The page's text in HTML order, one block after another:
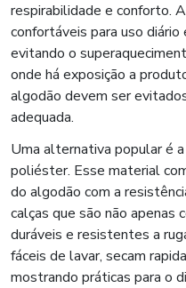
respirabilidade e conforto.
confortáveis para uso
evitando o
onde há exposição a
algodão devem ser
adequada.
Uma alternativa popular é
poliéster. Esse material
do algodão com a
calças que são não apenas
duráveis e resistentes a
fáceis de lavar, secam
mostrando práticas para o